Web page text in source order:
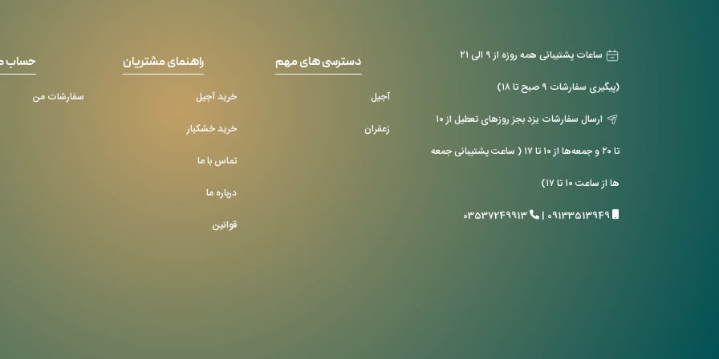
ساعات پشتیبانی همه روزه از ۹ الی ۲۱
(پیگیری سفارشات ۹ صبح تا ۱۸)
ارسال سفارشات یزد بجز روزهای تعطیل از ۱۰
تا ۲۰ و جمعه‌ها از ۱۰ تا ۱۷ ( ساعت پشتیبانی جمعه
ها از ساعت ۱۰ تا ۱۷)
09133513949
03537249913
دسترسی های مهم
آجیل
زعفران
راهنمای مشتریان
خرید آجیل
خرید خشکبار
تماس با ما
درباره ما
قوانین
حساب
سفارشات من